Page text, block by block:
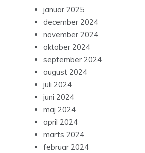
januar 2025
december 2024
november 2024
oktober 2024
september 2024
august 2024
juli 2024
juni 2024
maj 2024
april 2024
marts 2024
februar 2024